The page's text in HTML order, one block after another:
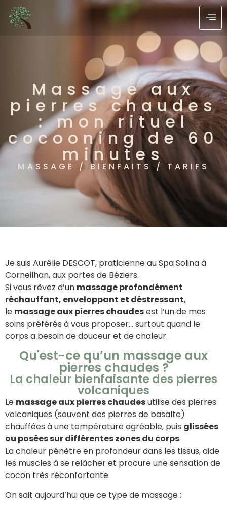
Massage aux
pierres chaudes
: mon rituel
cocooning de 60
minutes
MASSAGE / BIENFAITS / TARIFS
Je suis Aurélie DESCOT, praticienne au Spa Solina à
Corneilhan, aux portes de Béziers.
Si vous rêvez d’un massage profondément
réchauffant, enveloppant et déstressant,
le massage aux pierres chaudesest l’un de mes
soins préférés à vous proposer… surtout quand le
corps a besoin de douceur et de chaleur.
Qu'est-ce qu’un massage aux
pierres chaudes ?
La chaleur bienfaisante des pierres
volcaniques
Le massage aux pierres chaudesutilise des pierres
volcaniques (souvent des pierres de basalte)
chauffées à une température agréable, puis glissées
ou posées sur différentes zones du corps.
La chaleur pénètre en profondeur dans les tissus, aide
les muscles à se relâcher et procure une sensation de
cocon très réconfortante.
On sait aujourd’hui que ce type de massage :